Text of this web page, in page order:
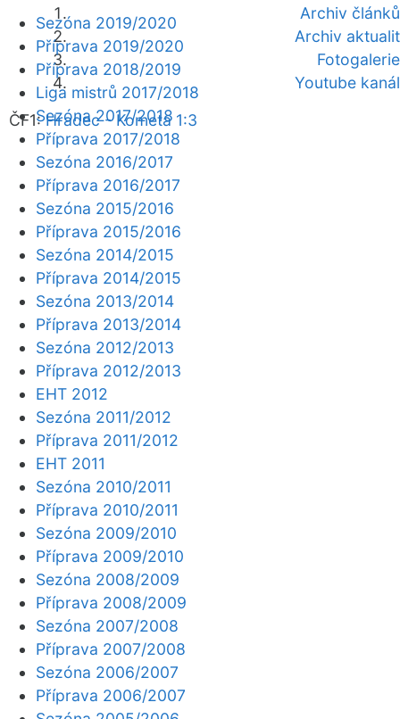
Archiv článků
Archiv aktualit
Fotogalerie
Youtube kanál
ČF1:Hradec - Kometa 1:3
Sezóna 2019/2020
Příprava 2019/2020
Příprava 2018/2019
Liga mistrů 2017/2018
Sezóna 2017/2018
Příprava 2017/2018
Sezóna 2016/2017
Příprava 2016/2017
Sezóna 2015/2016
Příprava 2015/2016
Sezóna 2014/2015
Příprava 2014/2015
Sezóna 2013/2014
Příprava 2013/2014
Sezóna 2012/2013
Příprava 2012/2013
EHT 2012
Sezóna 2011/2012
Příprava 2011/2012
EHT 2011
Sezóna 2010/2011
Příprava 2010/2011
Sezóna 2009/2010
Příprava 2009/2010
Sezóna 2008/2009
Příprava 2008/2009
Sezóna 2007/2008
Příprava 2007/2008
Sezóna 2006/2007
Příprava 2006/2007